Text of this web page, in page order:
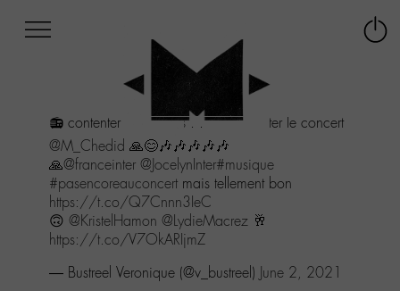
menu
Aller
contenu
Aller
recherche
📻 contenter des ondes ... pour écouter le concert
@M_Chedid 🙏😊🎶🎶🎶🎶🎶
🙏@franceinter @JocelynInter#musique
#pasencoreauconcert mais tellement bon
https://t.co/Q7Cnnn3IeC
🙃 @KristelHamon @LydieMacrez 🥂
https://t.co/V7OkARIjmZ
— Bustreel Veronique (@v_bustreel) June 2, 2021